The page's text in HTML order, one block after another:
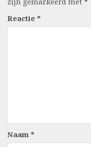
Reactie *
Naam *